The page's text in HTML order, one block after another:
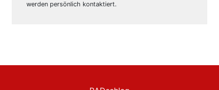
werden persönlich kontaktiert.